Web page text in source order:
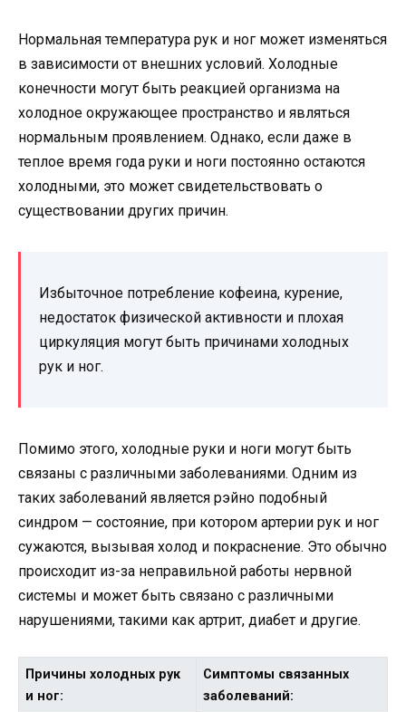
Нормальная температура рук и ног может изменяться
в зависимости от внешних условий. Холодные
конечности могут быть реакцией организма на
холодное окружающее пространство и являться
нормальным проявлением. Однако, если даже в
теплое время года руки и ноги постоянно остаются
холодными, это может свидетельствовать о
существовании других причин.
Избыточное потребление кофеина, курение,
недостаток физической активности и плохая
циркуляция могут быть причинами холодных
рук и ног.
Помимо этого, холодные руки и ноги могут быть
связаны с различными заболеваниями. Одним из
таких заболеваний является рэйно подобный
синдром — состояние, при котором артерии рук и ног
сужаются, вызывая холод и покраснение. Это обычно
происходит из-за неправильной работы нервной
системы и может быть связано с различными
нарушениями, такими как артрит, диабет и другие.
Причины холодных рук
и ног:
Симптомы связанных
заболеваний: